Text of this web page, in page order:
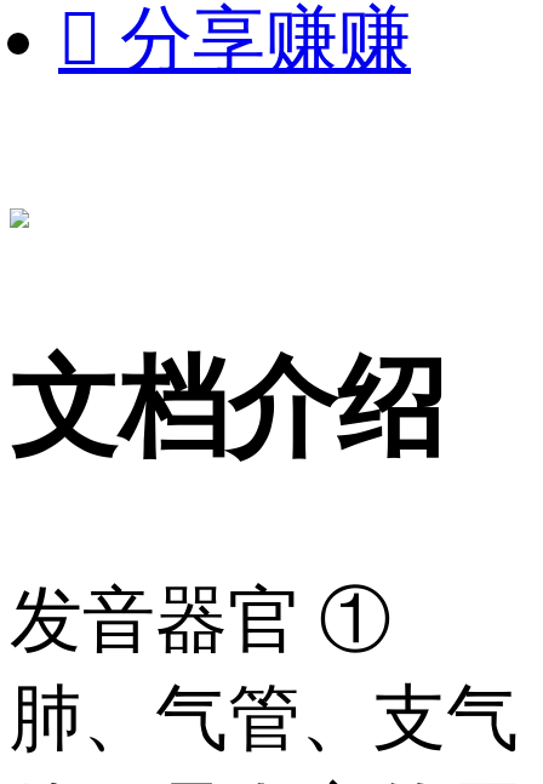
 分享赚赚
文档介绍
发音器官 ①
肺、气管、支气